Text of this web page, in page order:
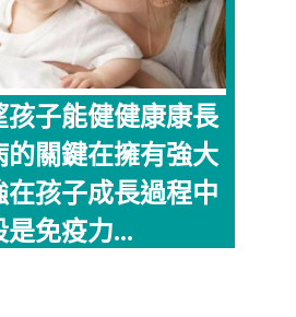
孩子能健健康康長
的關鍵在擁有強大
在孩子成長過程中
免疫力...